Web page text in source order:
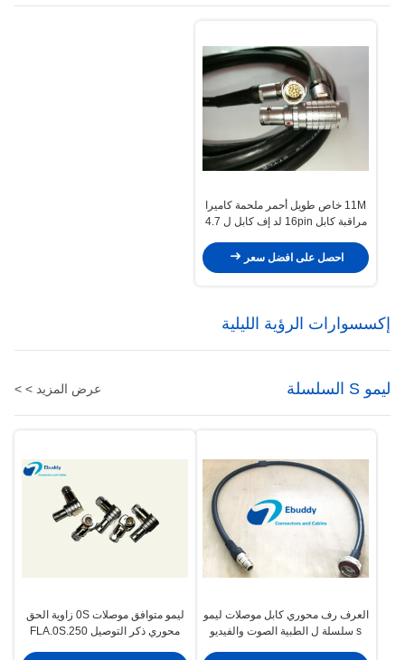
11M خاص طويل أحمر ملحمة كاميرا
مراقبة كابل 16pin لد إف كابل ل 4.7
احصل على افضل سعر
إكسسوارات الرؤية الليلية
ليمو S السلسلة عرض المزيد > >
العرف رف محوري كابل موصلات ليمو
s سلسلة ل الطبية الصوت والفيديو
ليمو متوافق موصلات 0S زاوية الحق
محوري ذكر التوصيل FLA.0S.250